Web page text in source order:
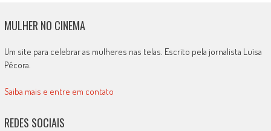
MULHER NO CINEMA
Um site para celebrar as mulheres nas telas. Escrito pela jornalista Luísa
Pécora.
Saiba mais e entre em contato
REDES SOCIAIS